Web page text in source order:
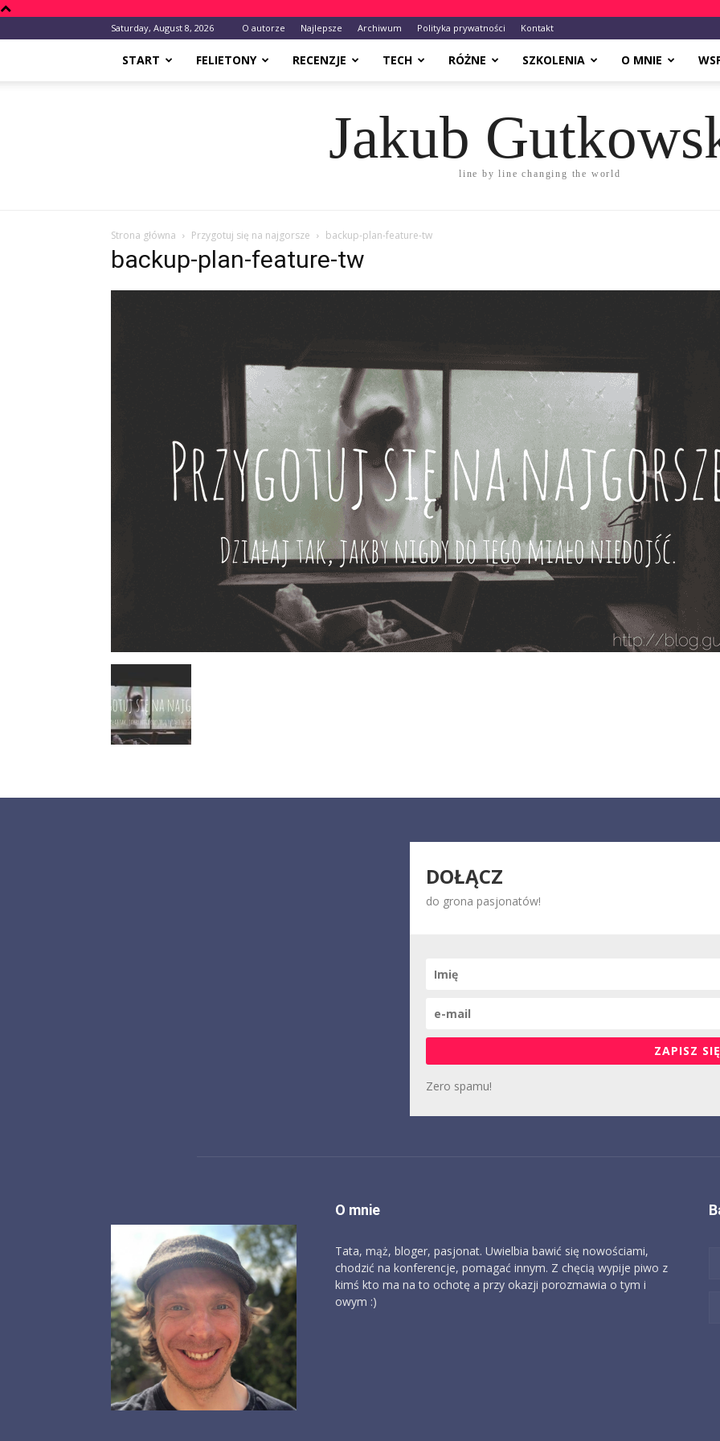
Saturday, August 8, 2026 O autorze Najlepsze Archiwum Polityka prywatności Kontakt
START FELIETONY RECENZJE TECH RÓŻNE SZKOLENIA O MNIE
Jakub
line by line changing the world
Strona główna Przygotuj się na najgorsze backup-plan-feature-tw
backup-plan-feature-tw
DOŁĄCZ
do grona pasjonatów!
ZAPISZ
Zero spamu!
O mnie
Tata, mąż, bloger, pasjonat. Uwielbia bawić się nowościami,
chodzić na konferencje, pomagać innym. Z chęcią wypije piwo z
kimś kto ma na to ochotę a przy okazji porozmawia o tym i
owym :)